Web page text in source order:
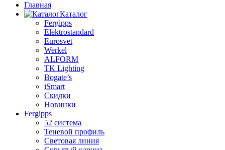
Главная
Каталог
Fergipps
Elektrostandard
Eurosvet
Werkel
ALFORM
TK Lighting
Bogate’s
iSmart
Скидки
Новинки
Fergipps
52 система
Теневой профиль
Световая линия